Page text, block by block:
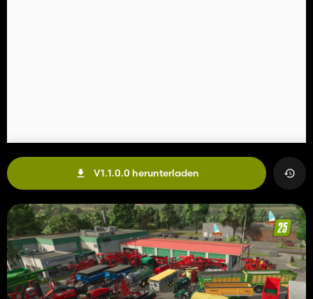
V1.1.0.0 herunterladen